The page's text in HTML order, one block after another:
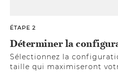
ÉTAPE 2
Déterminer la
Sélectionnez la
taille qui maximiseront